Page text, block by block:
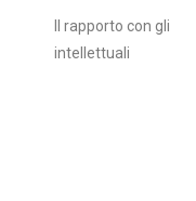
Il rapporto con gli
intellettuali